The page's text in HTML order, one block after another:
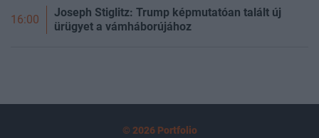
16:00
Joseph Stiglitz: Trump képmutatóan talált új
ürügyet a vámháborújához
© 2026 Portfolio